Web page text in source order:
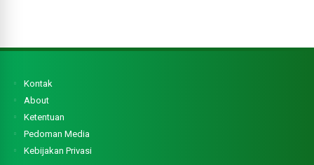
Kontak
About
Ketentuan
Pedoman Media
Kebijakan Privasi